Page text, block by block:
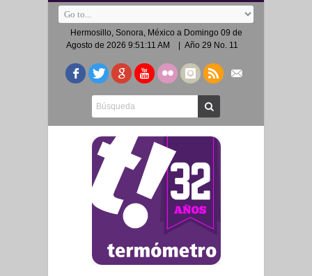
Hermosillo, Sonora, México a Domingo 09 de
Agosto de 2026 9:51:11 AM
| Año 29 No. 11